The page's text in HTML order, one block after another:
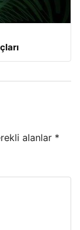
alanlar *